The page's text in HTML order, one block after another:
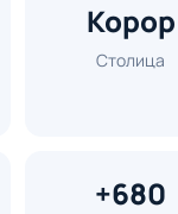
Корор
Столица
+680